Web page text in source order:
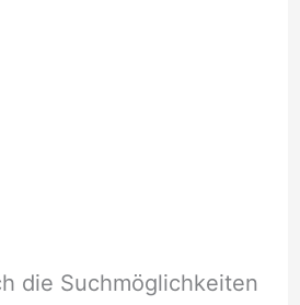
die Suchmöglichkeiten